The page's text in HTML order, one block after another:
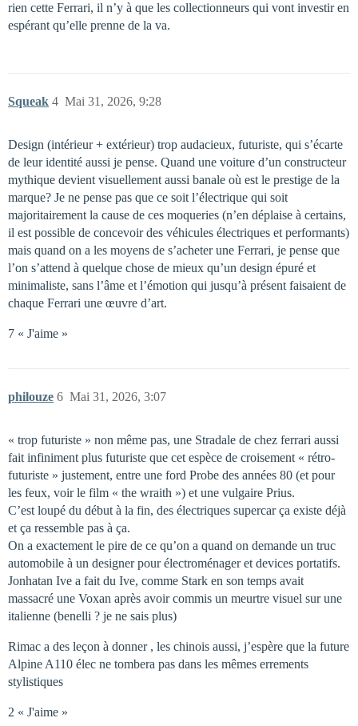
rien cette Ferrari, il n’y à que les collectionneurs qui vont investir en
espérant qu’elle prenne de la va.
Squeak Mai 31, 2026, 9:28
4
Design (intérieur + extérieur) trop audacieux, futuriste, qui s’écarte
de leur identité aussi je pense. Quand une voiture d’un constructeur
mythique devient visuellement aussi banale où est le prestige de la
marque? Je ne pense pas que ce soit l’électrique qui soit
majoritairement la cause de ces moqueries (n’en déplaise à certains,
il est possible de concevoir des véhicules électriques et performants)
mais quand on a les moyens de s’acheter une Ferrari, je pense que
l’on s’attend à quelque chose de mieux qu’un design épuré et
minimaliste, sans l’âme et l’émotion qui jusqu’à présent faisaient de
chaque Ferrari une œuvre d’art.
7 « J'aime »
philouze Mai 31, 2026, 3:07
6
« trop futuriste » non même pas, une Stradale de chez ferrari aussi
fait infiniment plus futuriste que cet espèce de croisement « rétro-
futuriste » justement, entre une ford Probe des années 80 (et pour
les feux, voir le film « the wraith ») et une vulgaire Prius.
C’est loupé du début à la fin, des électriques supercar ça existe déjà
et ça ressemble pas à ça.
On a exactement le pire de ce qu’on a quand on demande un truc
automobile à un designer pour électroménager et devices portatifs.
Jonhatan Ive a fait du Ive, comme Stark en son temps avait
massacré une Voxan après avoir commis un meurtre visuel sur une
italienne (benelli ? je ne sais plus)
Rimac a des leçon à donner , les chinois aussi, j’espère que la future
Alpine A110 élec ne tombera pas dans les mêmes errements
stylistiques
2 « J'aime »